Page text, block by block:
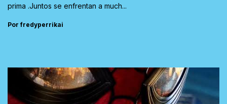
prima .Juntos se enfrentan a much...
Por fredyperrikai